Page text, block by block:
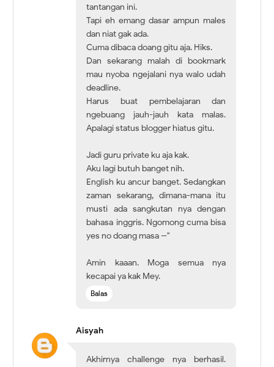
tantangan ini.
Tapi eh emang dasar ampun males
dan niat gak ada.
Cuma dibaca doang gitu aja. Hiks.
Dan sekarang malah di bookmark
mau nyoba ngejalani nya walo udah
deadline.
Harus buat pembelajaran dan
ngebuang jauh-jauh kata malas.
Apalagi status blogger hiatus gitu.
Jadi guru private ku aja kak.
Aku lagi butuh banget nih.
English ku ancur banget. Sedangkan
zaman sekarang, dimana-mana itu
musti ada sangkutan nya dengan
bahasa inggris. Ngomong cuma bisa
yes no doang masa --"
Amin kaaan. Moga semua nya
kecapai ya kak Mey.
Balas
Aisyah
Akhirnya challenge nya berhasil.